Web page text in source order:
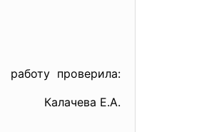
работу проверила:
Калачева Е.А.